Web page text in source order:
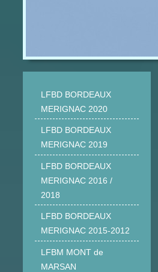
LFBD BORDEAUX
MERIGNAC 2020
LFBD BORDEAUX
MERIGNAC 2019
LFBD BORDEAUX
MERIGNAC 2016 /
2018
LFBD BORDEAUX
MERIGNAC 2015-2012
LFBM MONT de
MARSAN